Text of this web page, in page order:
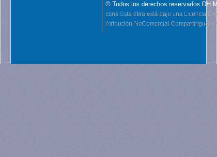
© Todos los derechos reservados DH
cbna Esta obra está bajo una Licencia
Atribución-NoComercial-CompartirIgual